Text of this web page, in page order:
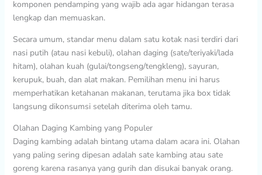
komponen pendamping yang wajib ada agar hidangan terasa
lengkap dan memuaskan.
Secara umum, standar menu dalam satu kotak nasi terdiri dari
nasi putih (atau nasi kebuli), olahan daging (sate/teriyaki/lada
hitam), olahan kuah (gulai/tongseng/tengkleng), sayuran,
kerupuk, buah, dan alat makan. Pemilihan menu ini harus
memperhatikan ketahanan makanan, terutama jika box tidak
langsung dikonsumsi setelah diterima oleh tamu.
Olahan Daging Kambing yang Populer
Daging kambing adalah bintang utama dalam acara ini. Olahan
yang paling sering dipesan adalah sate kambing atau sate
goreng karena rasanya yang gurih dan disukai banyak orang.